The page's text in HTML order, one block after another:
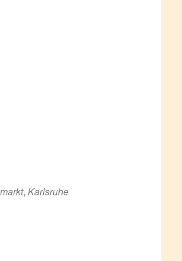
, Karlsruhe